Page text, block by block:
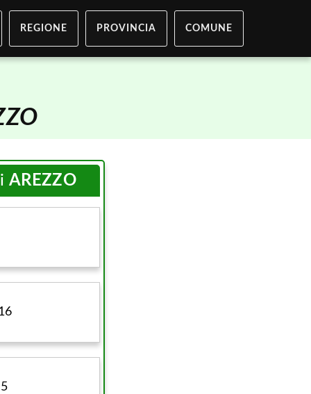
REGIONE PROVINCIA COMUNE
AREZZO